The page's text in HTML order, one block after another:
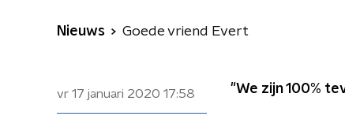
Nieuws Goede vriend Evert
vr 17 januari 2020 17:58 "We zijn 100%